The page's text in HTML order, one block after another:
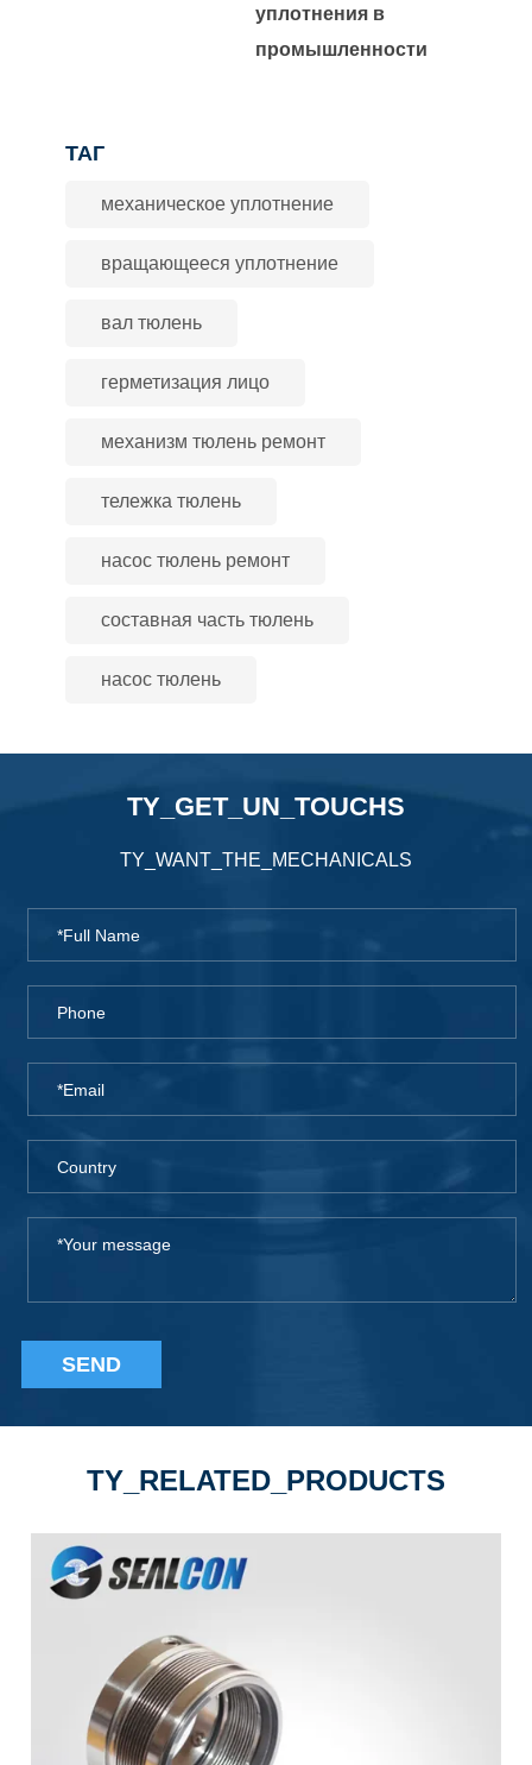
уплотнения в
промышленности
ТАГ
механическое уплотнение
вращающееся уплотнение
вал тюлень
герметизация лицо
механизм тюлень ремонт
тележка тюлень
насос тюлень ремонт
составная часть тюлень
насос тюлень
TY_GET_UN_TOUCHS
TY_WANT_THE_MECHANICALS
SEND
TY_RELATED_PRODUCTS
John Crane 670
John Crane;676